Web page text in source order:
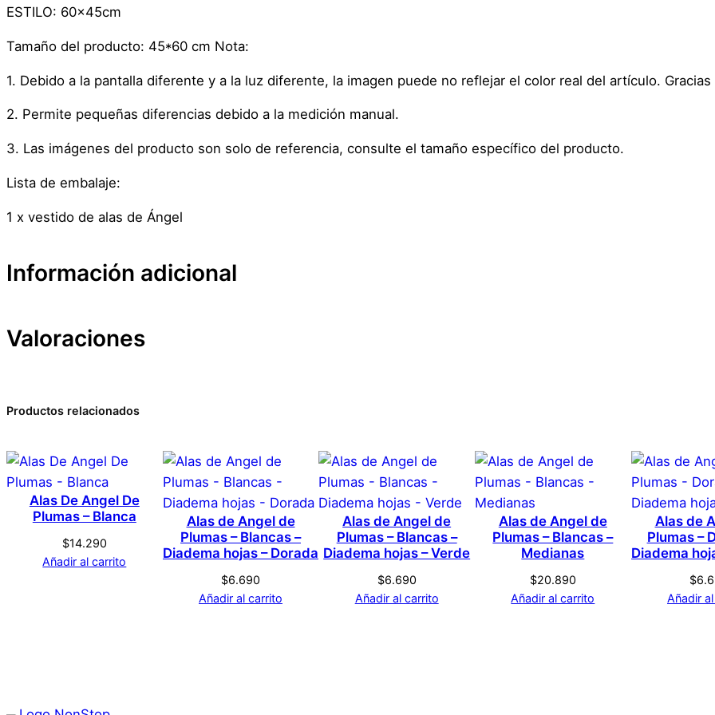
ESTILO: 60x45cm
Tamaño del producto: 45*60 cm Nota:
1. Debido a la pantalla diferente y a la luz diferente, la imagen puede no reflejar el color real del artículo.
2. Permite pequeñas diferencias debido a la medición manual.
3. Las imágenes del producto son solo de referencia, consulte el tamaño específico del producto.
Lista de embalaje:
1 x vestido de alas de Ángel
Información adicional
Atributos Valor
Color Negro
Tamaño Negro
Valoraciones
0 valoraciones en Alas De Angel De Plumas –
No hay valoraciones aún. Solo los usuarios registrados que hayan comprado este producto pueden hacer una
Productos relacionados
Alas De Angel De
Plumas – Blanca
$14.290
Añadir al carrito
Alas de Angel de
Plumas – Blancas –
Diadema hojas – Dorada
$6.690
Añadir al carrito
Alas de Angel de
Plumas – Blancas –
Diadema hojas – Verde
$6.690
Añadir al carrito
Alas de Angel de
Plumas – Blancas –
Medianas
$20.890
Añadir al carrito
Alas de
Plumas –
Diadema
$
Añadir